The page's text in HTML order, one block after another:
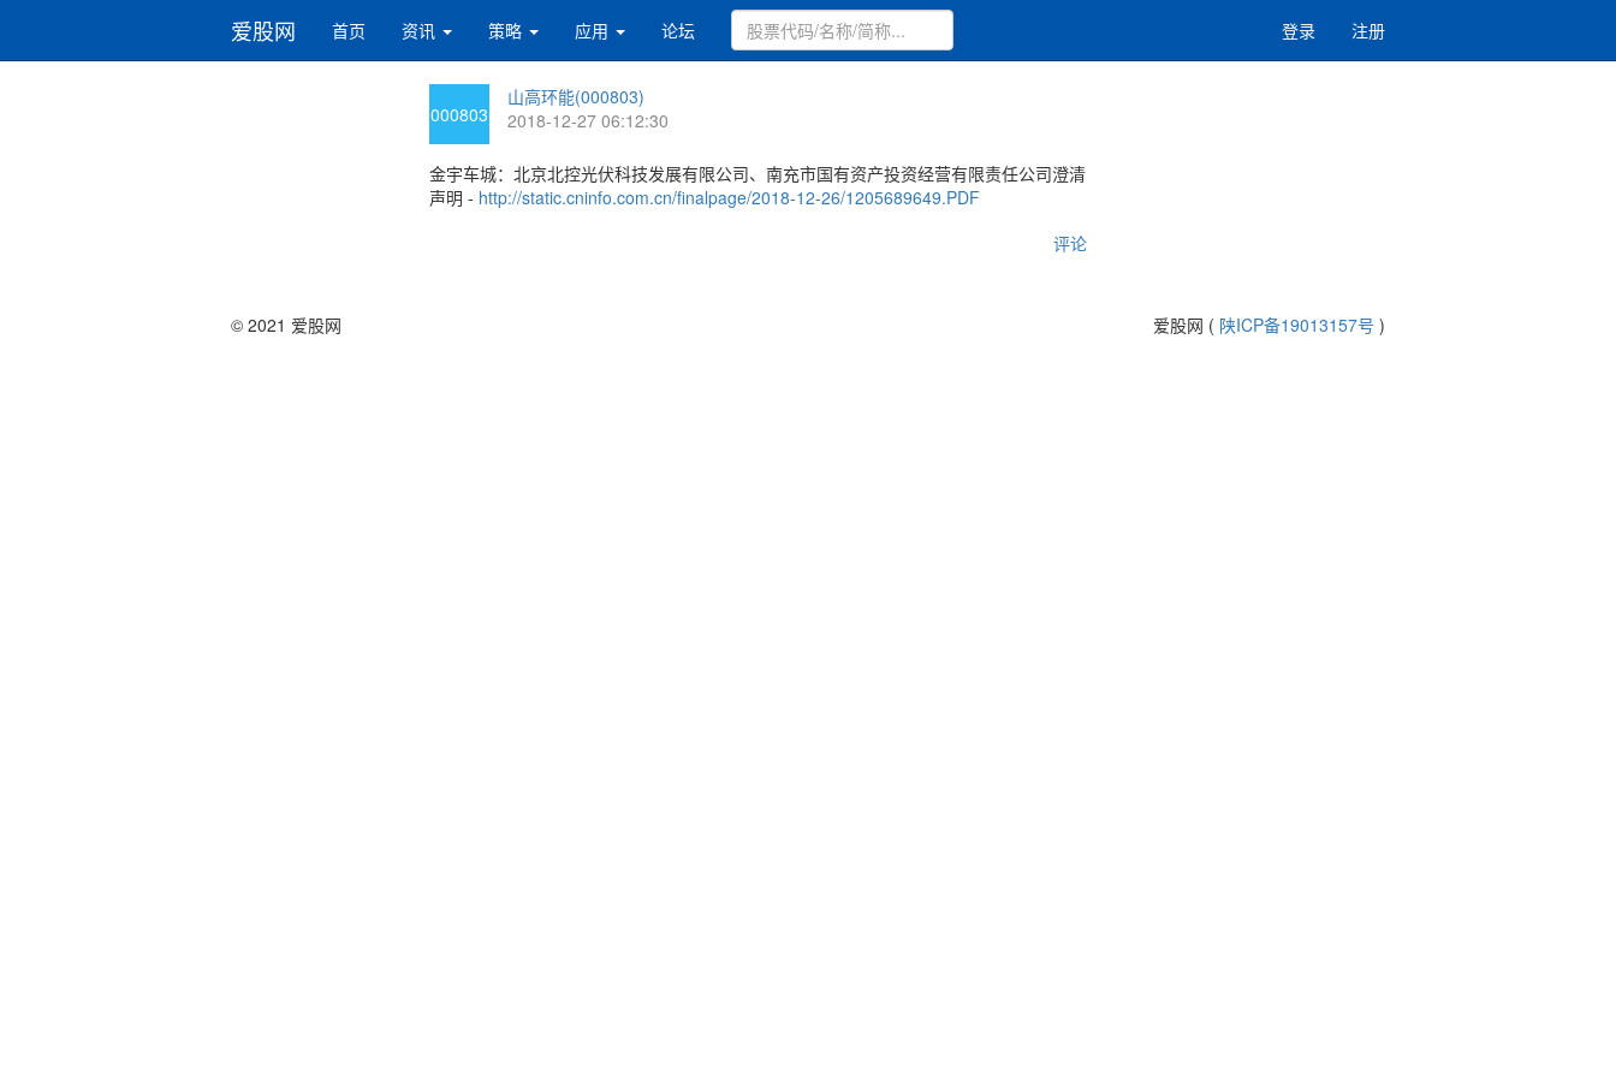
爱股网 首页 资讯 策略 应用 论坛 登录 注册
000803
山高环能(000803)
2018-12-27 06:12:30
金宇车城：北京北控光伏科技发展有限公司、南充市国有资产投资经营有限责任公司澄清
声明 - http://static.cninfo.com.cn/finalpage/2018-12-26/1205689649.PDF
评论
© 2021 爱股网 爱股网 ( 陕ICP备19013157号 )